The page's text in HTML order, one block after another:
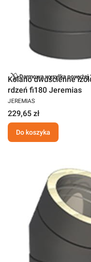
Darmowa wysyłka powyżej
Kolano dwuścienne
rdzeń fi180 Jeremias
JEREMIAS
229,65 zł
Do koszyka